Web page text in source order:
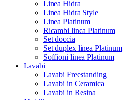
Linea Hidra
Linea Hidra Style
Linea Platinum
Ricambi linea Platinum
Set doccia
Set duplex linea Platinum
Soffioni linea Platinum
Lavabi
Lavabi Freestanding
Lavabi in Ceramica
Lavabi in Resina